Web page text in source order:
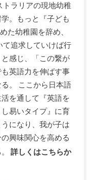
トラリアの現地幼稚
。もっと『子ども
た幼稚園を辞め、
て追求していけば行
感じ、「この繋が
英語力を伸ばす事
。 ここから日本語
を通して『英語を
易いタイプ』に育
になり、我が子は
興味関心を高める
詳しくはこちらか